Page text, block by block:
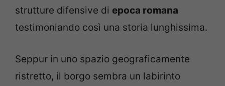
strutture difensive di epoca romana
testimoniando così una storia lunghissima.
Seppur in uno spazio geograficamente
ristretto, il borgo sembra un labirinto